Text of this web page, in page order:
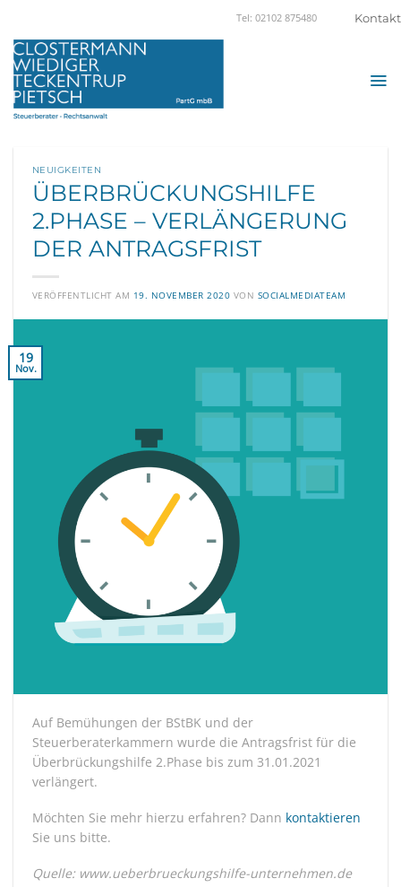
Inhalt
springen
Tel: 02102 875480 Kontakt
NEUIGKEITEN
ÜBERBRÜCKUNGSHILFE
2.PHASE – VERLÄNGERUNG
DER ANTRAGSFRIST
VERÖFFENTLICHT AM 19. NOVEMBER 2020 VON SOCIALMEDIATEAM
19
Nov.
Auf Bemühungen der BStBK und der
Steuerberaterkammern wurde die Antragsfrist für die
Überbrückungshilfe 2.Phase bis zum 31.01.2021
verlängert.
Möchten Sie mehr hierzu erfahren? Dann kontaktieren
Sie uns bitte.
Quelle: www.ueberbrueckungshilfe-unternehmen.de